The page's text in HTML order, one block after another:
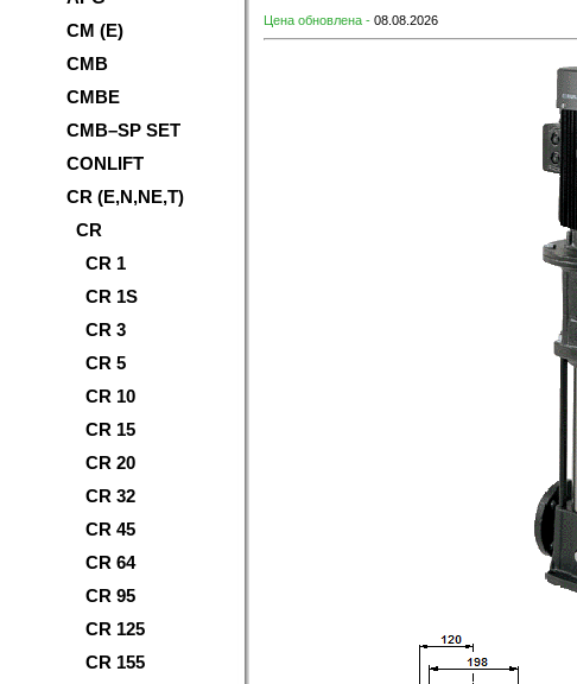
CM (E)
CMB
CMBE
CMB–SP SET
CONLIFT
CR (E,N,NE,T)
CR
CR 1
CR 1S
CR 3
CR 5
CR 10
CR 15
CR 20
CR 32
CR 45
CR 64
CR 95
CR 125
CR 155
Цена обновлена - 08.08.2026